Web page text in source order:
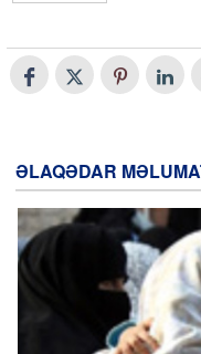
ƏLAQƏDAR